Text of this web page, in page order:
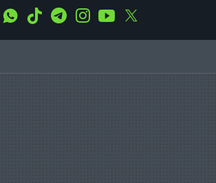
WhatsApp
Tiktok TelegramInstagramYoutube